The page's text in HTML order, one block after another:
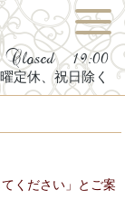
19:00
定休、祝日除く
ください」とご案